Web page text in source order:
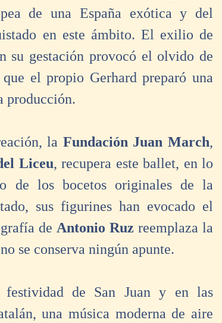
de una España exótica y del
en este ámbito. El exilio de
su gestación provocó el olvido de
el propio Gerhard preparó una
producción.
la Fundación Juan March,
Liceu, recupera este ballet, en lo
de los bocetos originales de la
sus figurines han evocado el
de Antonio Ruz reemplaza la
se conserva ningún apunte.
de San Juan y en las
una música moderna de aire